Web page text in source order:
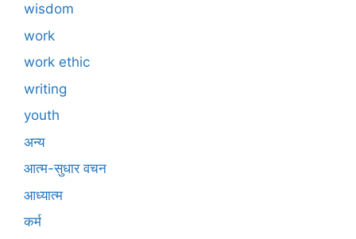
wisdom
work
work ethic
writing
youth
अन्य
आत्म-सुधार वचन
आध्यात्म
कर्म